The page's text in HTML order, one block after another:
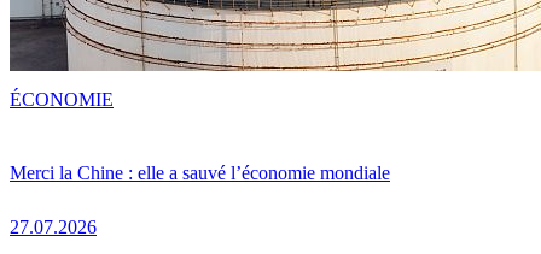
Merci la Chine : elle a sauvé l’économie mondiale
27.07.2026
ÉCONOMIE